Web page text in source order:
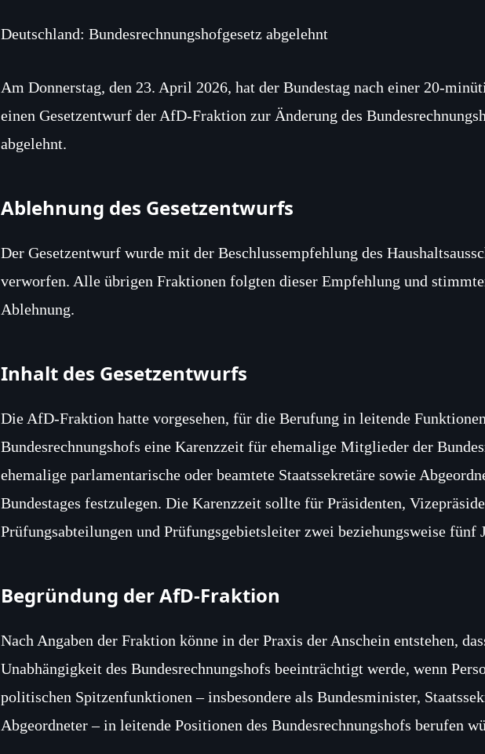
Deutschland: Bundesrechnungshofgesetz abgelehnt
Am Donnerstag, den 23. April 2026, hat der Bundestag nach einer
einen Gesetzentwurf der AfD‑Fraktion zur Änderung des
abgelehnt.
Ablehnung des Gesetzentwurfs
Der Gesetzentwurf wurde mit der Beschlussempfehlung des
verworfen. Alle übrigen Fraktionen folgten dieser Empfehlung und
Ablehnung.
Inhalt des Gesetzentwurfs
Die AfD‑Fraktion hatte vorgesehen, für die Berufung in leitende
Bundesrechnungshofs eine Karenzzeit für ehemalige Mitglieder der
ehemalige parlamentarische oder beamtete Staatssekretäre sowie
Bundestages festzulegen. Die Karenzzeit sollte für Präsidenten,
Prüfungsabteilungen und Prüfungsgebietsleiter zwei beziehungsweise fünf
Begründung der AfD‑Fraktion
Nach Angaben der Fraktion könne in der Praxis der Anschein entstehen,
Unabhängigkeit des Bundesrechnungshofs beeinträchtigt werde, wenn
politischen Spitzenfunktionen – insbesondere als Bundesminister,
Abgeordneter – in leitende Positionen des Bundesrechnungshofs berufen